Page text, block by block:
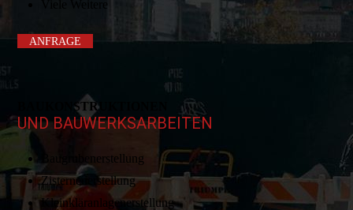
Viele Weitere
ANFRAGE
BAUKONSTRUK­TIONEN
UND BAUWERKSARBEITEN
Baugrubenerstellung
Zisternenerstellung
Kleinkläranlagenerstellung